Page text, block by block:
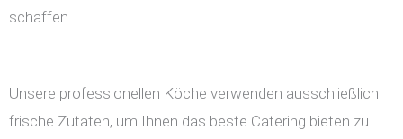
schaffen.
Unsere professionellen Köche verwenden ausschließlich
frische Zutaten, um Ihnen das beste Catering bieten zu